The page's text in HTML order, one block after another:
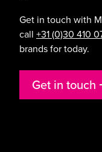
Get in touch with
call +31 (0)30 410
brands for today.
Get in touch